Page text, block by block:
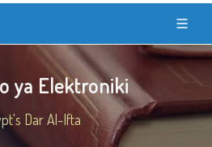
ya Elektroniki
Dar Al-Ifta